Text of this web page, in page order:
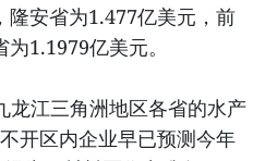
隆安省为1.477亿美元，前
1.1979亿美元。
龙江三角洲地区各省的水产
开区内企业早已预测今年